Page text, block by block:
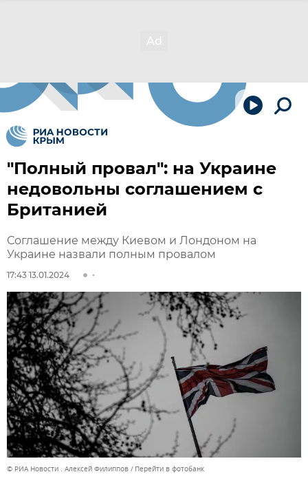
"Полный провал": на Украине
недовольны соглашением с
Британией
Соглашение между Киевом и Лондоном на
Украине назвали полным провалом
17:43 13.01.2024
© РИА Новости . Алексей Филиппов Перейти в фотобанк